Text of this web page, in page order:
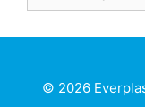
© 2026